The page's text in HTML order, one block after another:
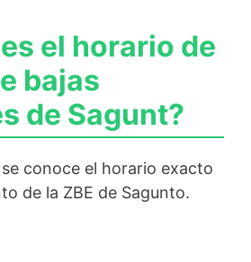
el horario de
bajas
de Sagunt?
conoce el horario exacto
de la ZBE de Sagunto.